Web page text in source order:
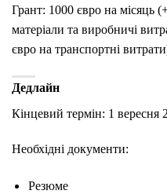
Грант: 1000 євро на місяць
матеріали та виробничі
євро на транспортні
Дедлайн
Кінцевий термін: 1 вересня
Необхідні документи:
Резюме